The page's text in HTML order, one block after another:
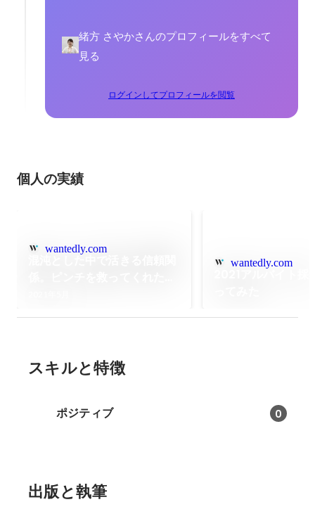
緒方 さやかさんのプロフィールをすべて
見る
ログインしてプロフィールを閲覧
個人の実績
wantedly.com
wantedly.com
スキルと特徴
ポジティブ 0
出版と執筆